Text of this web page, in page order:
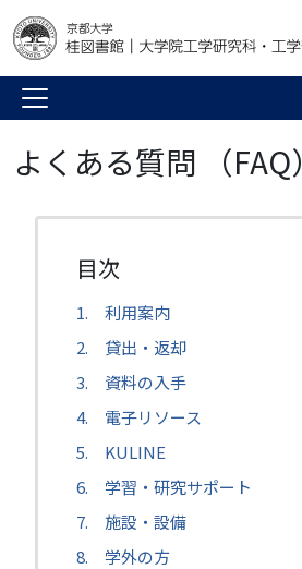
よくある質問 （FAQ）
1. 利用案内
2. 貸出・返却
3. 資料の入手
4. 電子リソース
5. KULINE
6. 学習・研究サポート
7. 施設・設備
8. 学外の方